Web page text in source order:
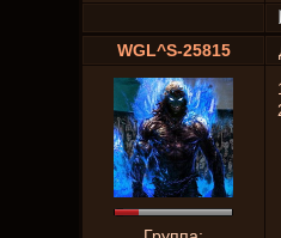
WGL^S-25815